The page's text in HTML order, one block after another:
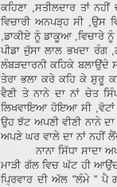
ਕਹਿਣਾ ,ਸਤੀਲਦਾਰ ਤਾਂ
ਵਿਚਾਰੀ ਅਨਪੜ੍ਹ ਸੀ ,ਉਸ
,ਡਾਕੀਏ ਨੂੰ ਡਾਕੂਆ ,ਵਿਚਾਰੇ
ਪੀਡਾ ਜੁੱਸਾ ਲਾਲ ਭਖਦਾ ਰੰਗ
ਲੰਬੜਦਾਰਨੀ ਕਹਿਕੇ ਬਲਾਉਂਦੇ
ਤੇਰਾ ਭਲਾ ਕਰੇ ਕਹਿ ਕੇ ਸ਼ੁਰੂ
ਵੈਣੀ ਤੇ ਨਾਨੇ ਦਾ ਨਾਂ ਚੇਤ
ਲਿਖਵਾਇਆ ਹੋਇਆ ਸੀ
ਉਹ ਝੱਟ ਅਪਣੀ ਵੀਣੀ ਨਾਨੇ
ਅਪਣੇ ਘਰ ਵਾਲੇ ਦਾ ਨਾਂ ਨਹੀਂ
ਨਾਨਾ ਸਿੱਧਾ ਸਾਦਾ ਅਪਣੇ
ਮਾੜੀ ਗੱਲ ਵਿਚ ਘੱਟ ਹੀ
ਪ੍ਰਿਵਾਰ ਦੀ ਅੱਲ “ਲੰਮੇ “